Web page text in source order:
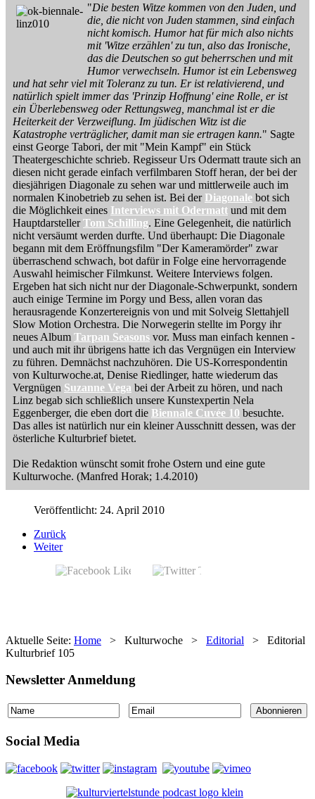
"Die besten Witze kommen von den Juden, und
die, die nicht von Juden stammen, sind einfach
nicht komisch. Humor hat für mich also nichts
mit 'Witze erzählen' zu tun, also das Ironische,
das die Deutschen so gut beherrschen und mit
Humor verwechseln. Humor ist ein Lebensweg
und hat sehr viel mit Toleranz zu tun. Er ist relativierend, und
natürlich spielt immer das 'Prinzip Hoffnung' eine Rolle, er ist
ein Überlebensweg oder Rettungsweg, manchmal ist er die
Heiterkeit der Verzweiflung. Im jüdischen Witz ist die
Katastrophe verträglicher, damit man sie ertragen kann." Sagte
einst George Tabori, der mit "Mein Kampf" ein Stück
Theatergeschichte schrieb. Regisseur Urs Odermatt traute sich an
diesen nicht gerade einfach verfilmbaren Stoff heran, der bei der
diesjährigen Diagonale zu sehen war und mittlerweile auch im
normalen Kinobetrieb zu sehen ist. Bei der Diagonale bot sich
die Möglichkeit eines Interviews mit Odermatt und mit dem
HauptdarstellerTom Schilling. Eine Gelegenheit, die natürlich
nicht versäumt werden durfte. Und überhaupt: Die Diagonale
begann mit dem Eröffnungsfilm "Der Kameramörder" zwar
überraschend schwach, bot dafür in Folge eine hervorragende
Auswahl heimischer Filmkunst. Weitere Interviews folgen.
Ergeben hat sich nicht nur der Diagonale-Schwerpunkt, sondern
auch einige Termine im Porgy und Bess, allen voran das
herausragende Konzertereignis von und mit Solveig Slettahjell
Slow Motion Orchestra. Die Norwegerin stellte im Porgy ihr
neues Album Tarpan Seasons vor. Muss man einfach kennen -
und auch mit ihr übrigens hatte ich das Vergnügen ein Interview
zu führen. Demnächst nachzuhören. Die US-Korrespondentin
von Kulturwoche.at, Denise Riedlinger, hatte wiederum das
Vergnügen Suzanne Vega bei der Arbeit zu hören, und nach
Linz begab sich schließlich unsere Kunstexpertin Nela
Eggenberger, die eben dort die Biennale Cuvée 10 besuchte.
Das alles ist natürlich nur ein kleiner Ausschnitt dessen, was der
österliche Kulturbrief bietet.
Die Redaktion wünscht somit frohe Ostern und eine gute
Kulturwoche. (Manfred Horak; 1.4.2010)
Veröffentlicht: 24. April 2010
Zurück
Weiter
Aktuelle Seite: Home > Kulturwoche > Editorial > Editorial
Kulturbrief 105
Newsletter Anmeldung
Social Media